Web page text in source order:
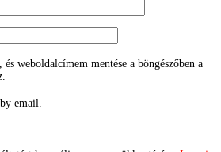
weboldalcímem mentése a böngészőben a
email.